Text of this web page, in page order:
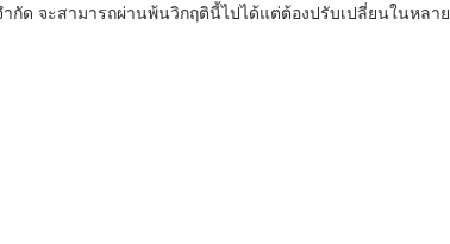
ด จะสามารถผ่านพ้นวิกฤตินี้ไปได้แต่ต้องปรับเปลี่ยนในหลาย